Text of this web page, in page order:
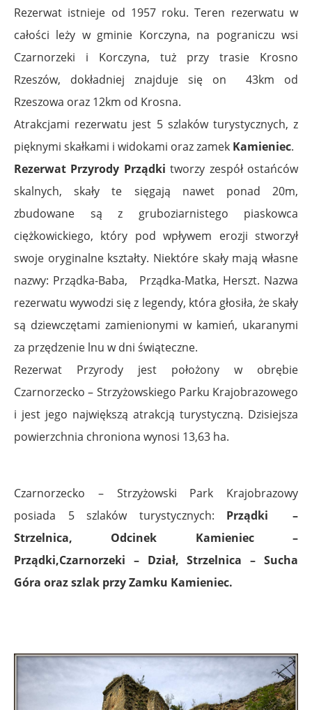
Rezerwat istnieje od 1957 roku. Teren rezerwatu w
całości leży w gminie Korczyna, na pograniczu wsi
Czarnorzeki i Korczyna, tuż przy trasie Krosno
Rzeszów, dokładniej znajduje się on 43km od
Rzeszowa oraz 12km od Krosna.
Atrakcjami rezerwatu jest 5 szlaków turystycznych, z
pięknymi skałkami i widokami oraz zamek Kamieniec.
Rezerwat Przyrody Prządki tworzy zespół ostańców
skalnych, skały te sięgają nawet ponad 20m,
zbudowane są z gruboziarnistego piaskowca
ciężkowickiego, który pod wpływem erozji stworzył
swoje oryginalne kształty. Niektóre skały mają własne
nazwy: Prządka-Baba, Prządka-Matka, Herszt. Nazwa
rezerwatu wywodzi się z legendy, która głosiła, że skały
są dziewczętami zamienionymi w kamień, ukaranymi
za przędzenie lnu w dni świąteczne.
Rezerwat Przyrody jest położony w obrębie
Czarnorzecko – Strzyżowskiego Parku Krajobrazowego
i jest jego największą atrakcją turystyczną. Dzisiejsza
powierzchnia chroniona wynosi 13,63 ha.
Czarnorzecko – Strzyżowski Park Krajobrazowy
posiada 5 szlaków turystycznych: Prządki –
Strzelnica, Odcinek Kamieniec –
Prządki,Czarnorzeki – Dział, Strzelnica – Sucha
Góra oraz szlak przy Zamku Kamieniec.